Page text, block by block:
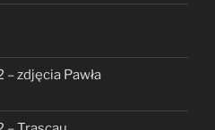
zdjęcia Pawła